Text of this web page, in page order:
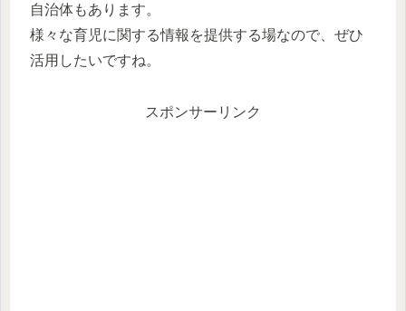
自治体もあります。
様々な育児に関する情報を提供する場なので、ぜひ
活用したいですね。
スポンサーリンク